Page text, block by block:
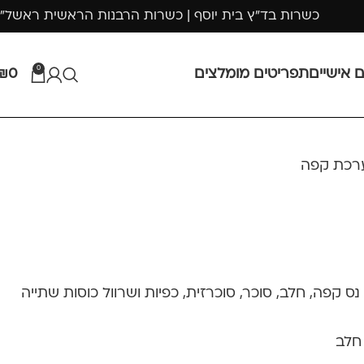
כשרות בד"ץ בית יוסף | כשרות הרבנות הראשית
אישייםתפריטים מומלצים 0
0
קפה
חלב, סוכר, סוכרזית, כפיות ושרוול כוסות שתייה